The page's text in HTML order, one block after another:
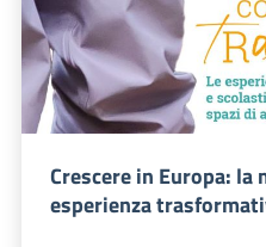
Crescere in Europa: la
esperienza